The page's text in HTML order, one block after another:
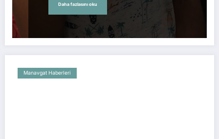
Daha fazlasını oku
Manavgat Haberleri